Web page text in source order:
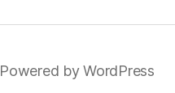
Powered by WordPress